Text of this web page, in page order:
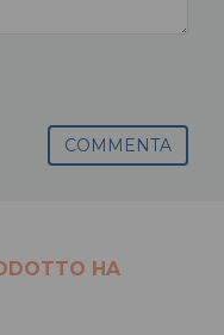
COMMENTA
HA